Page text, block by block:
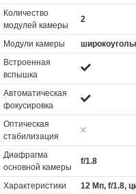
Количество
модулей камеры
2
Модули камеры
Встроенная
вспышка
Автоматическая
фокусировка
Оптическая
стабилизация
Диафрагма
основной камеры
f/1.8
Характеристики
12 Мп, f/1.8,